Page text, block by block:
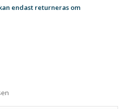
endast returneras om